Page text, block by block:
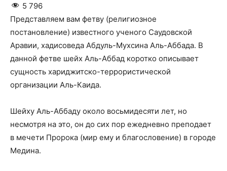
5 796
Представляем вам фетву (религиозное
постановление) известного ученого Саудовской
Аравии, хадисоведа Абдуль-Мухсина Аль-Аббада. В
данной фетве шейх Аль-Аббад коротко описывает
сущность хариджитско-террористической
организации Аль-Каида.
Шейху Аль-Аббаду около восьмидесяти лет, но
несмотря на это, он до сих пор ежедневно преподает
в мечети Пророка (мир ему и благословение) в городе
Медина.